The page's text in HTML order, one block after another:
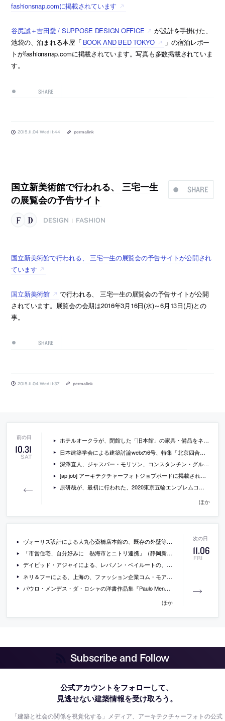
fashionsnap.comに掲載されています
谷尻誠＋吉田愛 / SUPPOSE DESIGN OFFICE
が設計を手掛けた、
池袋の、泊まれる本屋「 BOOK AND BED TOKYO
」の宿泊レポー
トがfashionsnap.comに掲載されています。写真も多数掲載されていま
す。
SHARE
2015.11.04 Wed 11:44 permalink
SHARE
国立新美術館で行われる、 三宅一生
の展覧会の予告サイト
DESIGN FASHION
国立新美術館で行われる、 三宅一生の展覧会の予告サイトが公開され
ています
国立新美術館
で行われる、 三宅一生の展覧会の予告サイトが公開
されています。展覧会の会期は2016年3月16日(水)～6月13日(月)との
事。
SHARE
2015.11.04 Wed 11:37 permalink
10.31
SAT
ホテルオークラが、閉館した「旧本館」の家具・備品をネット・オークションで販売
日本建築学会による建築討論webの6号、特集「北京四合院を改修する、住む」
深澤直人、ジャスパー・モリソン、コンスタンチン・グルチッチが無印良品のために小屋をデザイン
[ap job] アーキテクチャーフォトジョブボードに掲載されている求人情報一覧(2015/11/2)
原研哉が、最初に行われた、2020東京五輪エンブレムコンペの応募案を公開
ほか
11.06
FRI
ヴォーリズ設計による大丸心斎橋店本館の、既存の外壁等を残した改修計画案の画像
「市営住宅、自分好みに 熱海市とニトリ連携」（静岡新聞@S）
デイビッド・アジャイによる、レバノン・ベイルートの、現地の有力ファッション販売グループ・アイシティのための複合施設「aïshti foundation」の写真など
ネリ＆フーによる、上海の、ファッション企業コム・モアの旗艦店の写真
パウロ・メンデス・ダ・ロシャの洋書作品集『Paulo Mendes da Rocha: Complete Works』
ほか
Subscribe and Follow
公式アカウントをフォローして、
見逃せない建築情報を受け取ろう。
「建築と社会の関係を視覚化する」メディア、アーキテクチャーフォトの公式